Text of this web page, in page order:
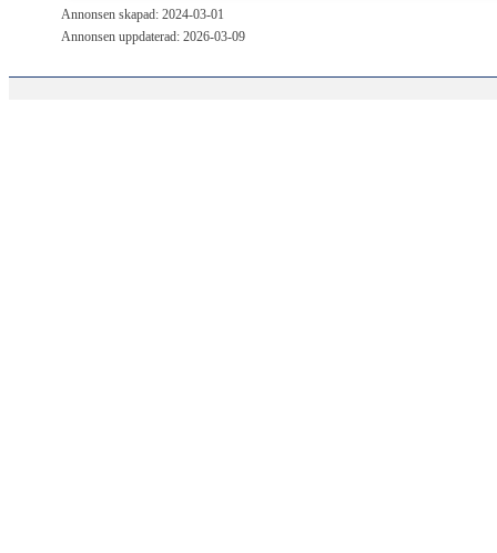
Annonsen skapad: 2024-03-01
Annonsen uppdaterad: 2026-03-09